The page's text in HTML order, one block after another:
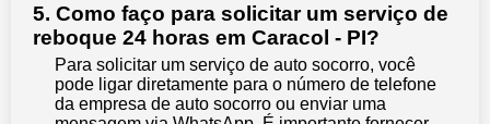
5. Como faço para solicitar um serviço de
reboque 24 horas em Caracol - PI?
Para solicitar um serviço de auto socorro, você
pode ligar diretamente para o número de telefone
da empresa de auto socorro ou enviar uma